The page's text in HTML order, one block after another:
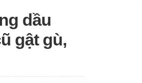
dầu
gật gù,